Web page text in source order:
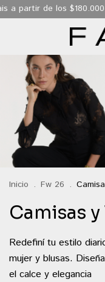
partir de los $180.000
Inicio . Fw 26 .
Camisas y
Redefiní tu estilo
mujer y blusas.
el calce y elegancia